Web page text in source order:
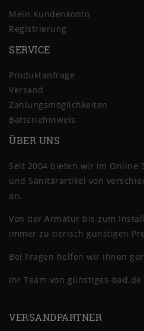
Mein Kundenkonto
Registrierung
SERVICE
Produktanfrage
Versand
Zahlungsmöglichkeiten
Batteriehinweis
ÜBER UNS
Seit 2004 bieten wir im Online
und Sanitärartikel von
an.
Von der Armatur bis zum
immer zu tierisch günstigen
Bei Fragen helfen wir Ihnen
Ihr Team von günstiges-bad.de
VERSANDPARTNER